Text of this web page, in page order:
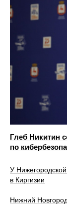
Глеб Никитин
по
У
в Киргизии
Нижний